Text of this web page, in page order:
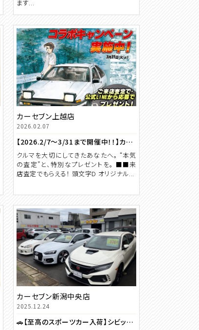
ます...
カーセブン上越店
2026.02.07
【2026.2/7～3/31まで開催中！！】カーセブン×頭文字D “クルマを大切にしてきた人”のための、特別なコラボキャンペーン。【2026.2/7～3/31まで開催中！！】
クルマを大切にしてきたあなたへ。 “本気
の査定”と、特別なプレゼントを。 ■■来
店査定でもらえる！ 頭文字D オリジナル...
カーセブン新潟中央店
2025.12.24
🚗【至高のスポーツカー入荷】シビック・インテグラ・Audi RS5…走りの血統が今ここに！🚗